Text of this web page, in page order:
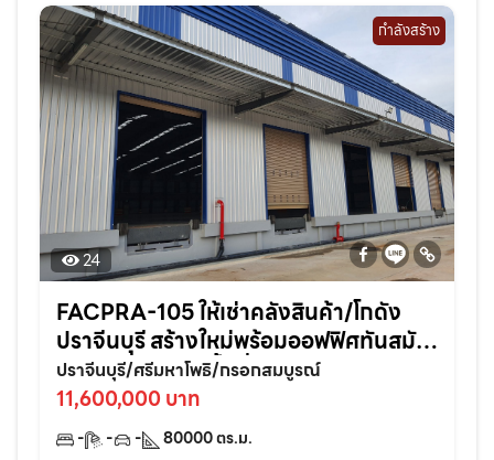
กำลังสร้าง
24
FACPRA-105 ให้เช่าคลังสินค้า/โกดัง
ปราจีนบุรี สร้างใหม่พร้อมออฟฟิศทันสมัย
ในทำเลศักยภาพพื้นที่ 80,000 ตรม. แบ่ง
เช่าได้
ปราจีนบุรี/ศรีมหาโพธิ/กรอกสมบูรณ์
11,600,000 บาท
- - - 80000ตร.ม.